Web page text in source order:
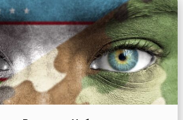
участие в организации торжественных
см...